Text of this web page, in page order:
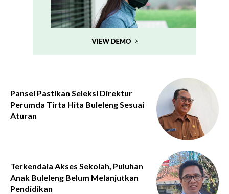
Pansel Pastikan Seleksi Direktur
Perumda Tirta Hita Buleleng Sesuai
Aturan
Terkendala Akses Sekolah, Puluhan
Anak Buleleng Belum Melanjutkan
Pendidikan